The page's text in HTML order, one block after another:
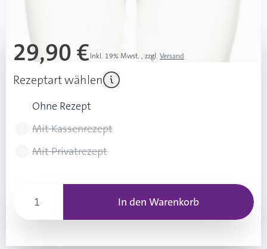
29,90 €Inkl. 19% Mwst. , zzgl. Versand
Rezeptart wählen
Ohne Rezept
Mit Kassenrezept
Mit Privatrezept
In den Warenkorb